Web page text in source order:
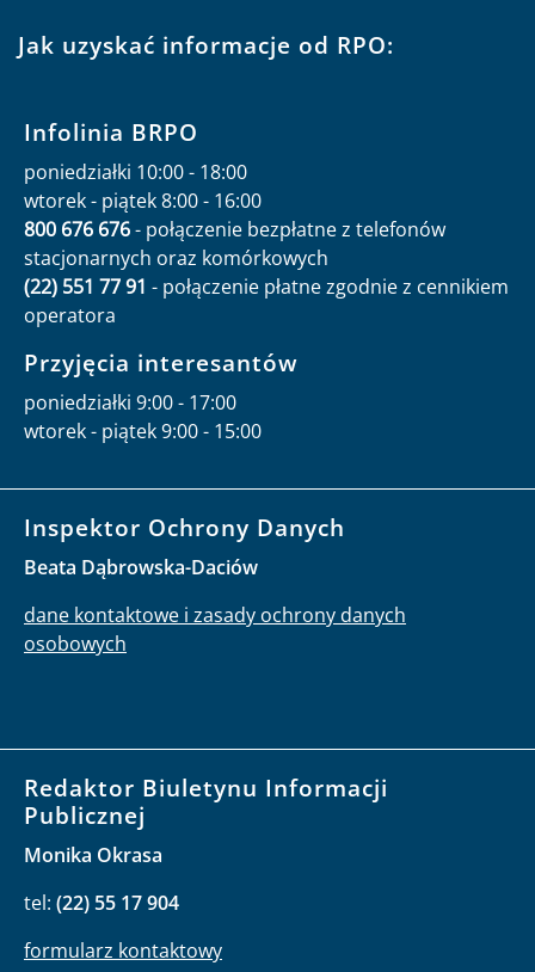
Jak uzyskać informacje od RPO:
Infolinia BRPO
poniedziałki 10:00 - 18:00
wtorek - piątek 8:00 - 16:00
800 676 676- połączenie bezpłatne z telefonów
stacjonarnych oraz komórkowych
(22) 551 77 91 - połączenie płatne zgodnie z cennikiem
operatora
Przyjęcia interesantów
poniedziałki 9:00 - 17:00
wtorek - piątek 9:00 - 15:00
Inspektor Ochrony Danych
Beata Dąbrowska-Daciów
dane kontaktowe i zasady ochrony danych
osobowych
Redaktor Biuletynu Informacji
Publicznej
Monika Okrasa
tel: (22) 55 17 904
formularz kontaktowy